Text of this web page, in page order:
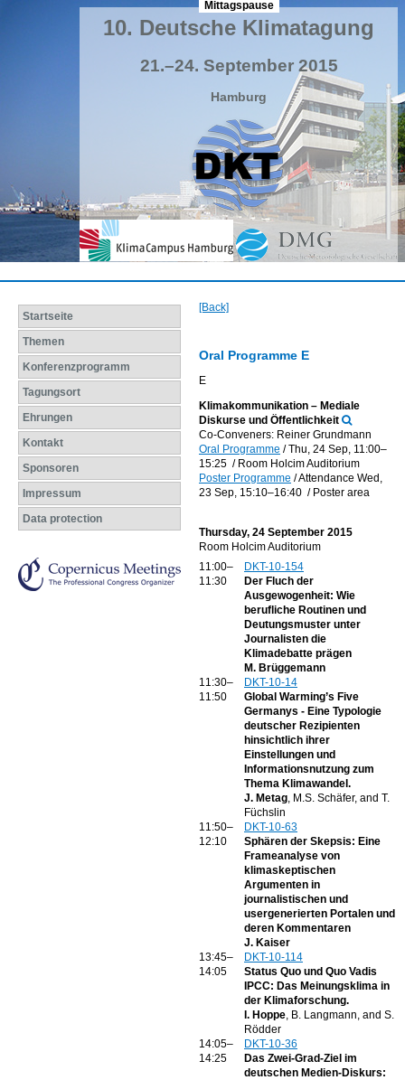
10. Deutsche Klimatagung
21.–24. September 2015
Hamburg
Startseite
Themen
Konferenzprogramm
Tagungsort
Ehrungen
Kontakt
Sponsoren
Impressum
Data protection
[Back]
Oral Programme E
E
Klimakommunikation – Mediale
Diskurse und Öffentlichkeit
Co-Conveners: Reiner Grundmann
Oral Programme /Thu, 24 Sep, 11:00–
15:25 / Room Holcim Auditorium
Poster Programme /Attendance Wed,
23 Sep, 15:10–16:40 / Poster area
Thursday, 24 September 2015
Room Holcim Auditorium
11:00–
11:30
DKT-10-154
Der Fluch der
Ausgewogenheit: Wie
berufliche Routinen und
Deutungsmuster unter
Journalisten die
Klimadebatte prägen
M. Brüggemann
11:30–
11:50
DKT-10-14
Global Warming’s Five
Germanys - Eine Typologie
deutscher Rezipienten
hinsichtlich ihrer
Einstellungen und
Informationsnutzung zum
Thema Klimawandel.
J. Metag, M.S. Schäfer, and T.
Füchslin
11:50–
12:10
DKT-10-63
Sphären der Skepsis: Eine
Frameanalyse von
klimaskeptischen
Argumenten in
journalistischen und
usergenerierten Portalen und
deren Kommentaren
J. Kaiser
Mittagspause
13:45–
14:05
DKT-10-114
Status Quo und Quo Vadis
IPCC: Das Meinungsklima in
der Klimaforschung.
I. Hoppe, B. Langmann, and S.
Rödder
14:05–
14:25
DKT-10-36
Das Zwei-Grad-Ziel im
deutschen Medien-Diskurs: